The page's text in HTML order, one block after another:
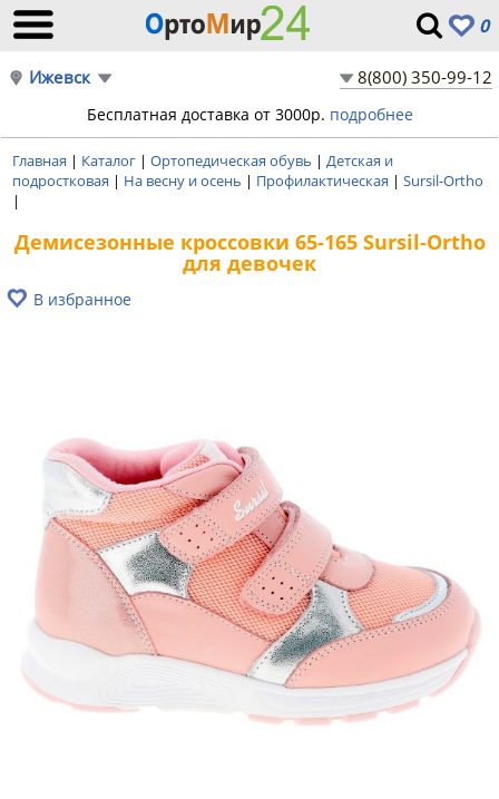
0
Ижевск 8(800) 350-99-12
Бесплатная доставка от 3000р. подробнее
Главная | Каталог | Ортопедическая обувь | Детская и
подростковая | На весну и осень | Профилактическая | Sursil-Ortho
|
Демисезонные кроссовки 65-165 Sursil-Ortho
для девочек
В избранное